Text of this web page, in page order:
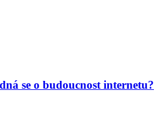
se o budoucnost internetu?